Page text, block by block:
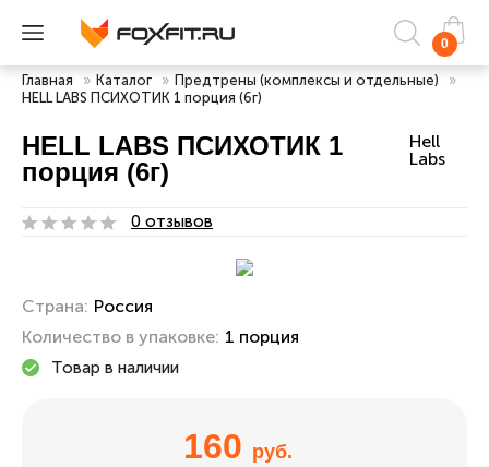
0
Главная » Каталог » Предтрены (комплексы и отдельные)
»
HELL LABS ПСИХОТИК 1 порция (6г)
HELL LABS ПСИХОТИК 1
порция (6г)
Hell
Labs
0 отзывов
Страна: Россия
Количество в упаковке: 1 порция
Товар в наличии
160 руб.